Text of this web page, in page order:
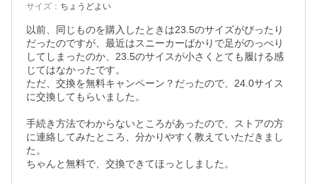
サイズ ： ちょうどよい
以前、同じものを購入したときは23.5のサイズがぴったり
だったのですが、最近はスニーカーばかりで足がのっぺり
してしまったのか、23.5のサイスが小さくとても履ける感
じてはなかったです。
ただ、交換を無料キャンペーン？だったので、24.0サイス
に交換してもらいました。
手続き方法でわからないところがあったので、ストアの方
に連絡してみたところ、分かりやすく教えていただきまし
た。
ちゃんと無料で、交換できてほっとしました。